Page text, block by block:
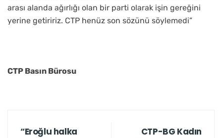
arası alanda ağırlığı olan bir parti olarak işin gereğini
yerine getiririz. CTP henüz son sözünü söylemedi”
CTP Basın Bürosu
“Eroğlu halka
CTP-BG Kadın